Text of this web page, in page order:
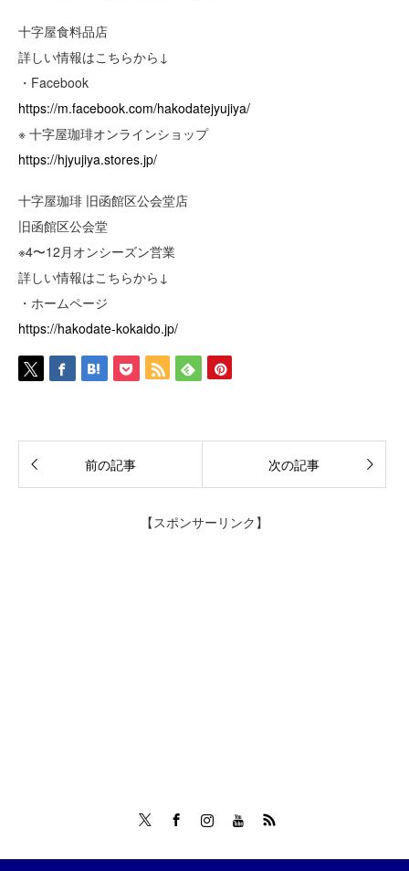
十字屋食料品店
詳しい情報はこちらから↓
・Facebook
https://m.facebook.com/hakodatejyujiya/
※ 十字屋珈琲オンラインショップ
https://hjyujiya.stores.jp/
十字屋珈琲 旧函館区公会堂店
旧函館区公会堂
※4〜12月オンシーズン営業
詳しい情報はこちらから↓
・ホームページ
https://hakodate-kokaido.jp/
前の記事 次の記事
【スポンサーリンク】
InstagramTumblr RSS